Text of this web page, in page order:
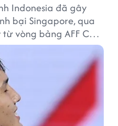
Indonesia đã gây
bại Singapore, qua
vòng bảng AFF Cup